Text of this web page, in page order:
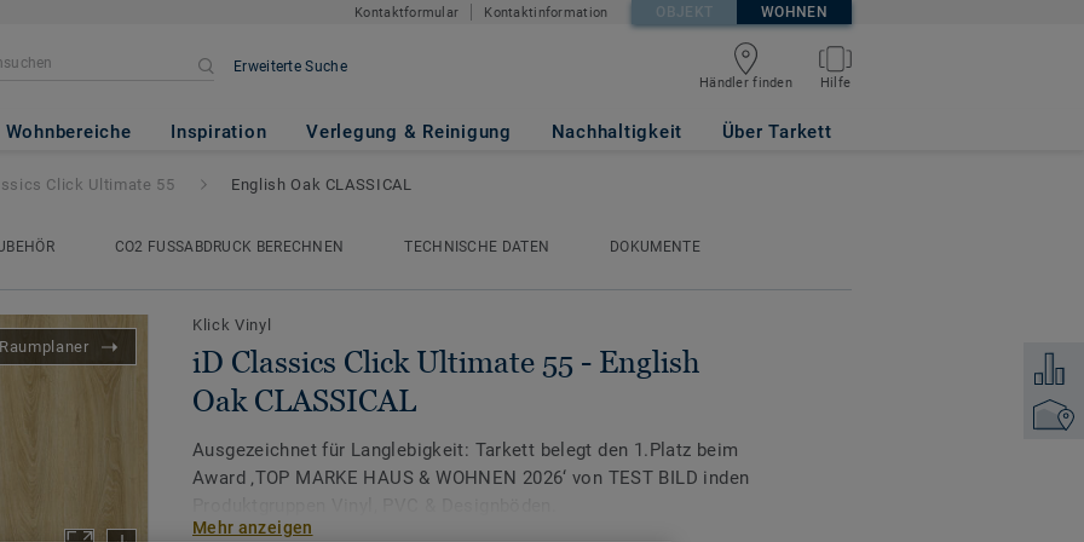
Kontaktformular Kontaktinformation OBJEKT WOHNEN
Erweiterte Suche
Händler finden Hilfe
Wohnbereiche Inspiration Verlegung & Reinigung Nachhaltigkeit Über Tarkett
55 - English Oak CLASSICAL
Zum
Click Ultimate 55 English Oak CLASSICAL
CO2 FUSSABDRUCK BERECHNEN TECHNISCHE DATEN
DOKUMENTE
Raumplaner
Klick Vinyl
iD Classics Click Ultimate 55 - English
Oak CLASSICAL
Ausgezeichnet für Langlebigkeit: Tarkett belegt den 1.Platz beim
Award ‚TOP MARKE HAUS & WOHNEN 2026‘ von TEST BILD inden
Mehr anzeigen